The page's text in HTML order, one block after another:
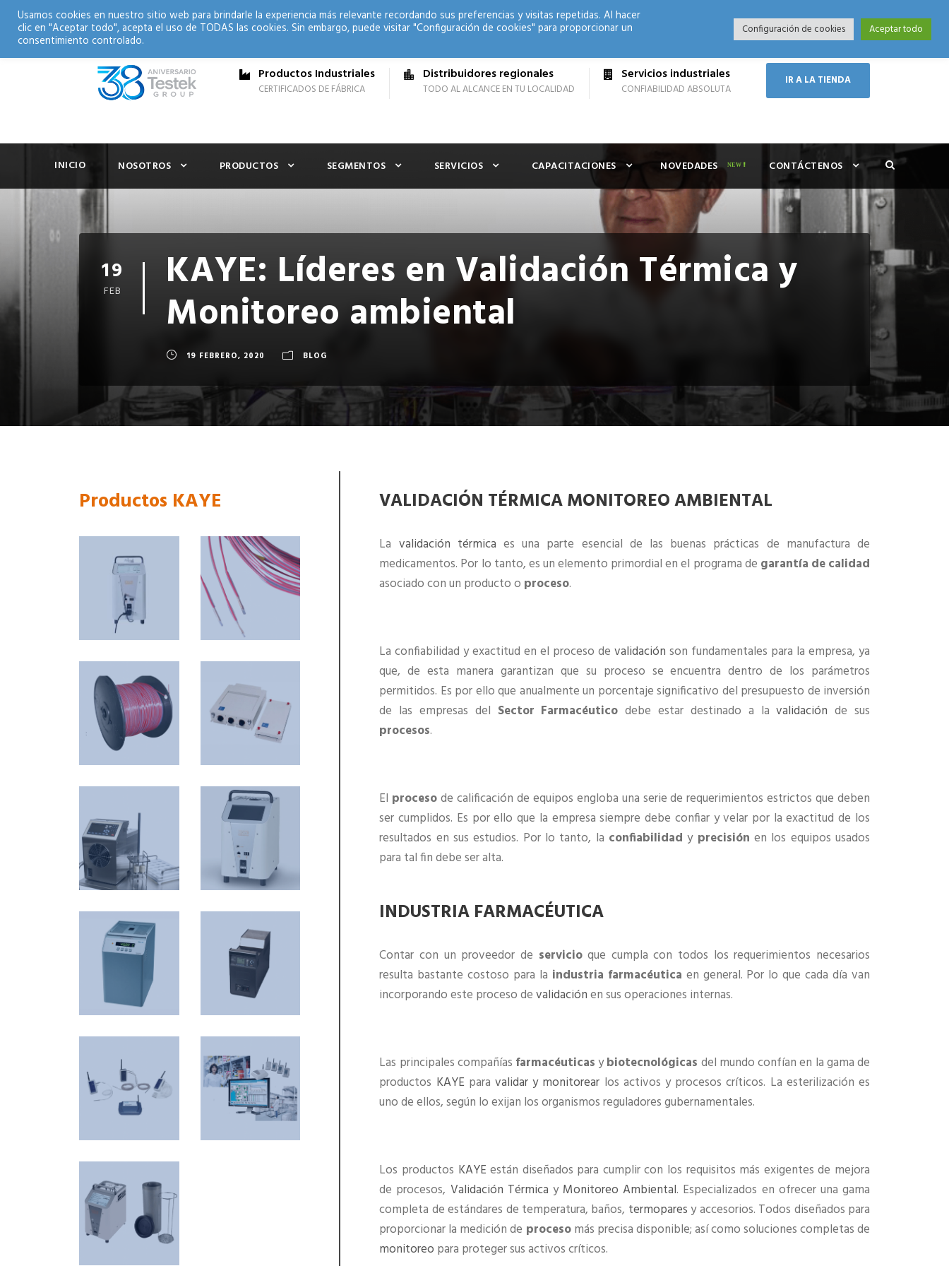
Modo Nocturno
Productos Industriales
CERTIFICADOS DE FÁBRICA
Distribuidores regionales
TODO AL ALCANCE EN TU LOCALIDAD
Servicios industriales
CONFIABILIDAD ABSOLUTA
IR A LA TIENDA
INICIO NOSOTROS PRODUCTOS SEGMENTOS SERVICIOS CAPACITACIONES NOVEDADES CONTÁCTENOS
19
FEB KAYE: Líderes en Validación Térmica y
Monitoreo ambiental
19 FEBRERO, 2020 BLOG
Productos KAYE VALIDACIÓN TÉRMICA MONITOREO AMBIENTAL
La validación térmica es una parte esencial de las buenas prácticas de manufactura de
medicamentos. Por lo tanto, es un elemento primordial en el programa de garantía de calidad
asociado con un producto o proceso.
La confiabilidad y exactitud en el proceso devalidación son fundamentales para la empresa, ya
que, de esta manera garantizan que su proceso se encuentra dentro de los parámetros
permitidos. Es por ello que anualmente un porcentaje significativo del presupuesto de inversión
de las empresas del Sector Farmacéutico debe estar destinado a lavalidación de sus
procesos.
El procesode calificación de equipos engloba una serie de requerimientos estrictos que deben
ser cumplidos. Es por ello que la empresa siempre debe confiar y velar por la exactitud de los
resultados en sus estudios. Por lo tanto, la confiabilidad y precisión en los equipos usados
para tal fin debe ser alta.
INDUSTRIA FARMACÉUTICA
Contar con un proveedor de servicioque cumpla con todos los requerimientos necesarios
resulta bastante costoso para la industria farmacéutica en general. Por lo que cada día van
incorporando este proceso devalidaciónen sus operaciones internas.
Las principales compañías farmacéuticasybiotecnológicas del mundo confían en la gama de
productos KAYE para validar y monitorear los activos y procesos críticos. La esterilización es
uno de ellos, según lo exijan los organismos reguladores gubernamentales.
Los productos KAYE están diseñados para cumplir con los requisitos más exigentes de mejora
de procesos, Validación Térmica y Monitoreo Ambiental. Especializados en ofrecer una gama
completa de estándares de temperatura, baños, termoparesy accesorios. Todos diseñados para
proporcionar la medición de procesomás precisa disponible; así como soluciones completas de
monitoreo para proteger sus activos críticos.
Usamos cookies en nuestro sitio web para brindarle la experiencia más relevante recordando sus preferencias y visitas repetidas. Al hacer
clic en "Aceptar todo", acepta el uso de TODAS las cookies. Sin embargo, puede visitar "Configuración de cookies" para proporcionar un
consentimiento controlado.
Configuración de cookies Aceptar todo